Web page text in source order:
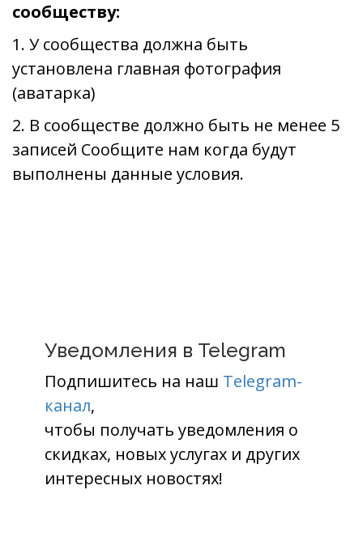
сообществу:
1. У сообщества должна быть
установлена главная фотография
(аватарка)
2. В сообществе должно быть не менее 5
записей Сообщите нам когда будут
выполнены данные условия.
Уведомления в Telegram
Подпишитесь на наш Telegram-
канал,
чтобы получать уведомления о
скидках, новых услугах и других
интересных новостях!